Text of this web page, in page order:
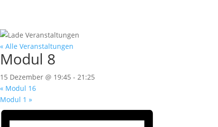
« Alle Veranstaltungen
Modul 8
15 Dezember @ 19:45 - 21:25
« Modul 16
Modul 1 »